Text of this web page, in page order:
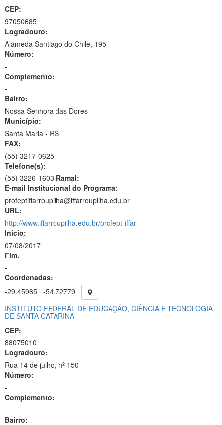
CEP:
97050685
Logradouro:
Alameda Santiago do Chile, 195
Número:
-
Complemento:
-
Bairro:
Nossa Senhora das Dores
Município:
Santa Maria - RS
FAX:
(55) 3217-0625
Telefone(s):
(55) 3226-1603 Ramal:
E-mail Institucional do Programa:
profeptiffarroupilha@iffarroupilha.edu.br
URL:
http://www.iffarroupilha.edu.br/profept-iffar
Início:
07/08/2017
Fim:
-
Coordenadas:
-29.45985 -54.72779
INSTITUTO FEDERAL DE EDUCAÇÃO, CIÊNCIA E TECNOLOGIA
DE SANTA CATARINA
CEP:
88075010
Logradouro:
Rua 14 de julho, nº 150
Número:
-
Complemento:
-
Bairro: